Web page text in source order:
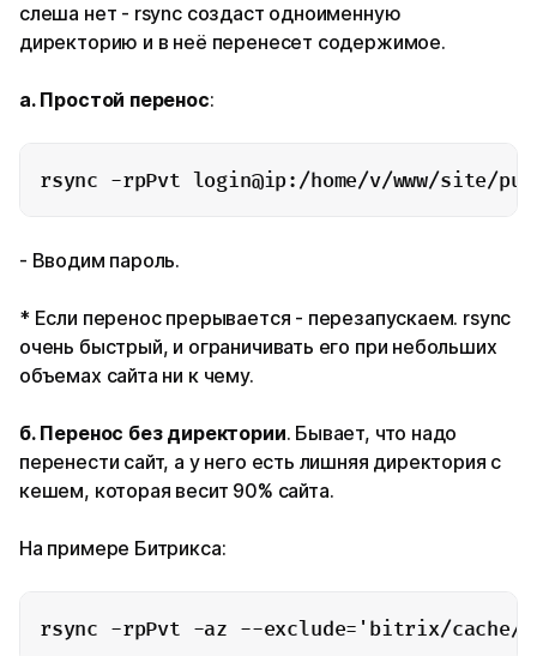
слеша нет - rsync создаст одноименную
директорию и в неё перенесет содержимое.
а. Простой перенос:
rsync -rpPvt login@ip:/home/v/www/site/
- Вводим пароль.
* Если перенос прерывается - перезапускаем. rsync
очень быстрый, и ограничивать его при небольших
объемах сайта ни к чему.
б. Перенос без директории. Бывает, что надо
перенести сайт, а у него есть лишняя директория с
кешем, которая весит 90% сайта.
На примере Битрикса:
rsync -rpPvt -az --exclude='bitrix/cache/'